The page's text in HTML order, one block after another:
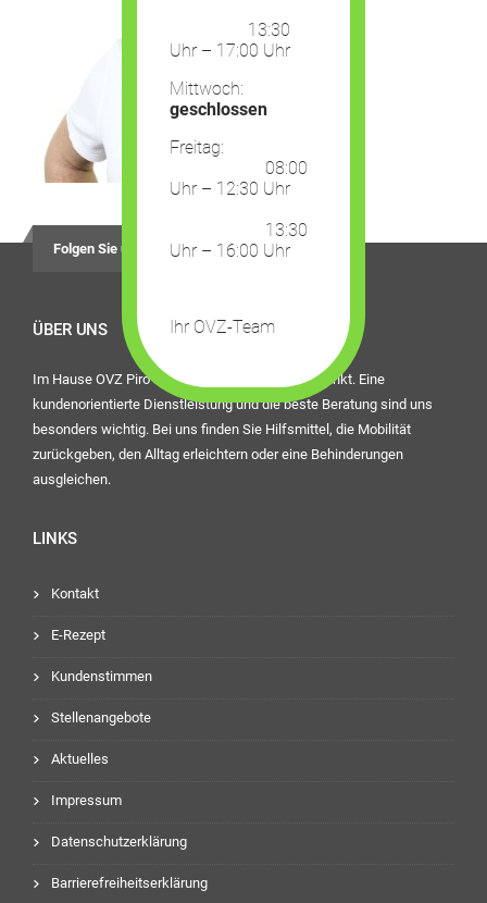
Folgen Sie uns auf
ÜBER UNS
Im Hause OVZ Piro steht der Mensch im Mittelpunkt. Eine
kundenorientierte Dienstleistung und die beste Beratung sind uns
besonders wichtig. Bei uns finden Sie Hilfsmittel, die Mobilität
zurückgeben, den Alltag erleichtern oder eine Behinderungen
ausgleichen.
LINKS
Kontakt
E-Rezept
Kundenstimmen
Stellenangebote
Aktuelles
Impressum
Datenschutzerklärung
Barrierefreiheitserklärung
13:30
Uhr – 17:00 Uhr
Mittwoch:
geschlossen
Freitag:
08:00
Uhr – 12:30 Uhr
13:30
Uhr – 16:00 Uhr
Ihr OVZ-Team